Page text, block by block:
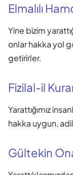
Elmalılı
Yine bizim
onlar hakka yol
getirirler.
Fizilal-il
Yarattığımız
hakka uygun,
Gültekin